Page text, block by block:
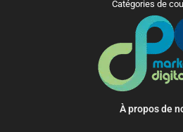
Catégories de
À propos de